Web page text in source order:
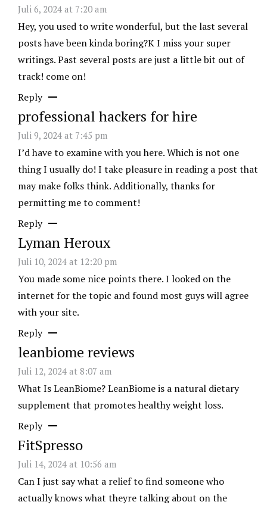
Juli 6, 2024 at 7:20 am
Hey, you used to write wonderful, but the last several
posts have been kinda boring?K I miss your super
writings. Past several posts are just a little bit out of
track! come on!
Reply
professional hackers for hire
Juli 9, 2024 at 7:45 pm
I’d have to examine with you here. Which is not one
thing I usually do! I take pleasure in reading a post that
may make folks think. Additionally, thanks for
permitting me to comment!
Reply
Lyman Heroux
Juli 10, 2024 at 12:20 pm
You made some nice points there. I looked on the
internet for the topic and found most guys will agree
with your site.
Reply
leanbiome reviews
Juli 12, 2024 at 8:07 am
What Is LeanBiome? LeanBiome is a natural dietary
supplement that promotes healthy weight loss.
Reply
FitSpresso
Juli 14, 2024 at 10:56 am
Can I just say what a relief to find someone who
actually knows what theyre talking about on the